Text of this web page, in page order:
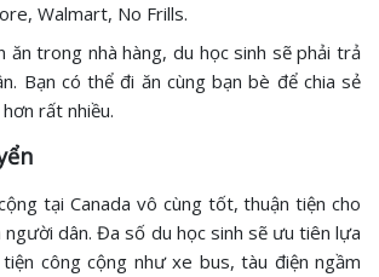
Walmart, No Frills.
ăn trong nhà hàng, du học sinh sẽ phải trả
Bạn có thể đi ăn cùng bạn bè để chia sẻ
rất nhiều.
tại Canada vô cùng tốt, thuận tiện cho
người dân. Đa số du học sinh sẽ ưu tiên lựa
công cộng như xe bus, tàu điện ngầm